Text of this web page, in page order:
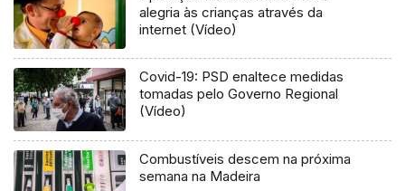
alegria às crianças através da
internet (Vídeo)
Covid-19: PSD enaltece medidas
tomadas pelo Governo Regional
(Vídeo)
Combustíveis descem na próxima
semana na Madeira